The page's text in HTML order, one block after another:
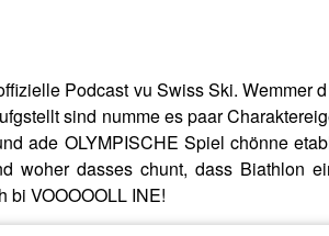
Podcast vu Swiss Ski.
sind numme es paar
ade OLYMPISCHE Spiel chönne
woher dasses chunt, dass Biathlon
bi VOOOOOLL INE!